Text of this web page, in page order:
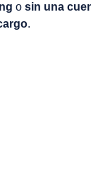
o sin una
.